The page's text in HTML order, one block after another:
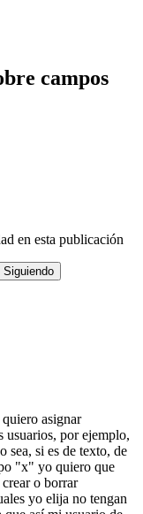
campos
en esta publicación
Siguiendo
asignar
usuarios, por ejemplo,
sea, si es de texto, de
"x" yo quiero que
o borrar
yo elija no tengan